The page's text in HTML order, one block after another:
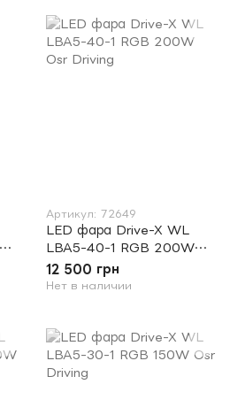
Артикул: 72649
LED фара Drive-X WL
LBA5-40-1 RGB 200W
Osr Driving
12 500 грн
Нет в наличии